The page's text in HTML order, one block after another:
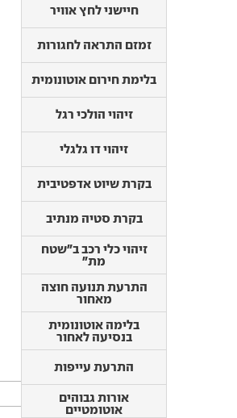
חיישני לחץ אוויר
זמזם התראה לחגורות
בלימת חירום אוטונומית
זיהוי הולכי רגל
זיהוי דו גלגלי
בקרת שיוט אדפטיבית
בקרת סטיה מנתיב
זיהוי כלי רכב ב"שטח
מת"
התרעת תנועה חוצה
מאחור
בלימה אוטונומית
בנסיעה לאחור
התרעת עייפות
אורות גבוהים
אוטומטיים
בקרת שיוט אדפטיבית
בקרת סטיה מנתיב
זיהוי כלי רכב ב"שטח
התרעת תנועה חוצה
מאחור
בלימה אוטונומית
בנסיעה לאחור
אורות גבוהים
אוטומטיים
זיהוי תמרורים
התרעת רכב חולף
בפתיחת דלת
התרעה על שכחת ילד
במושב האחורי
מידות